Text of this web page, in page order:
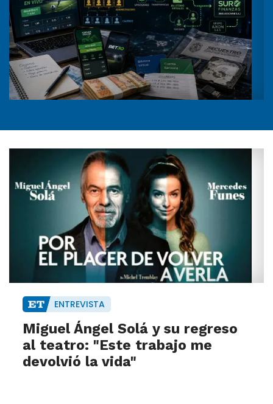
ENTREVISTA
Miguel Ángel Solá y su regreso
al teatro: "Este trabajo me
devolvió la vida"